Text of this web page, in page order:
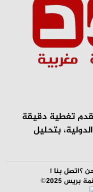
تقدم تغطية دقيقة
بتحليل
؟اتصل بنا !
2025©